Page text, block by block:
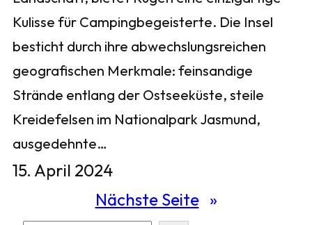
Kulisse für Campingbegeisterte. Die Insel
besticht durch ihre abwechslungsreichen
geografischen Merkmale: feinsandige
Strände entlang der Ostseeküste, steile
Kreidefelsen im Nationalpark Jasmund,
ausgedehnte…
15. April 2024
Nächste Seite »